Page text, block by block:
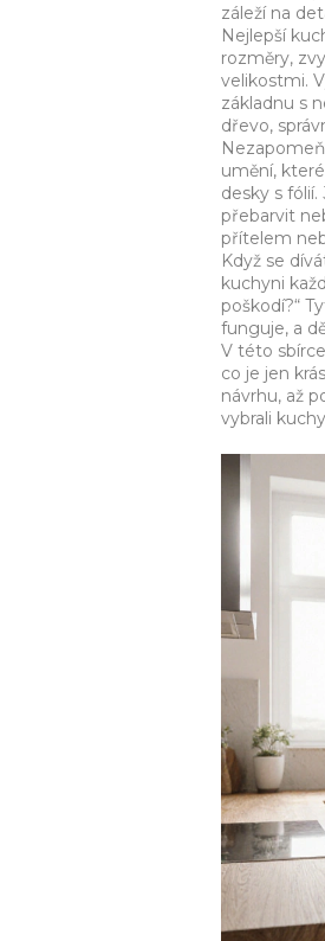
záleží na
Nejlepší
rozměry,
velikostmi.
základnu s
dřevo,
umění,
desky s
přebarvit
přítelem
Když se
kuchyni
poškodí?“
funguje, a
V této
co je jen
návrhu, až
vybrali